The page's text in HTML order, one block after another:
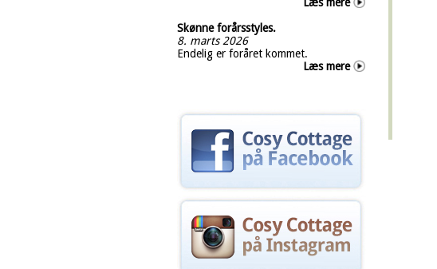
Skønne forårsstyles.
8. marts 2026
Endelig er foråret kommet.
Læs mere